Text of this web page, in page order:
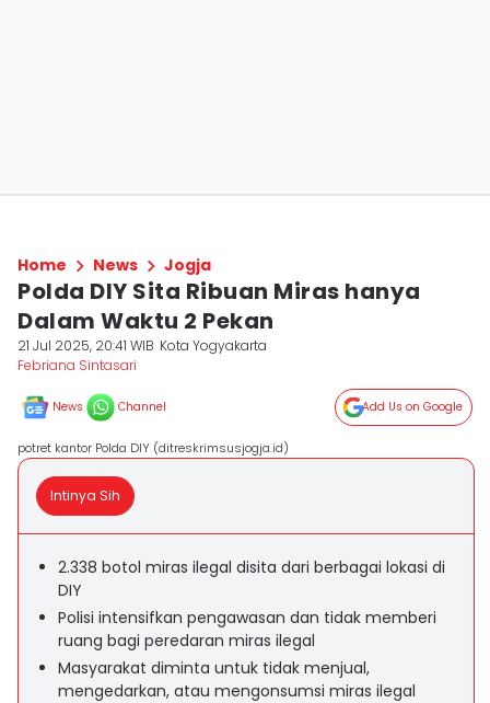
Home News Jogja
Polda DIY Sita Ribuan Miras hanya
Dalam Waktu 2 Pekan
21 Jul 2025, 20:41 WIB Kota Yogyakarta
Febriana Sintasari
News Channel Add Us on Google
potret kantor Polda DIY (ditreskrimsusjogja.id)
Intinya Sih
2.338 botol miras ilegal disita dari berbagai lokasi di
DIY
Polisi intensifkan pengawasan dan tidak memberi
ruang bagi peredaran miras ilegal
Masyarakat diminta untuk tidak menjual,
mengedarkan, atau mengonsumsi miras ilegal